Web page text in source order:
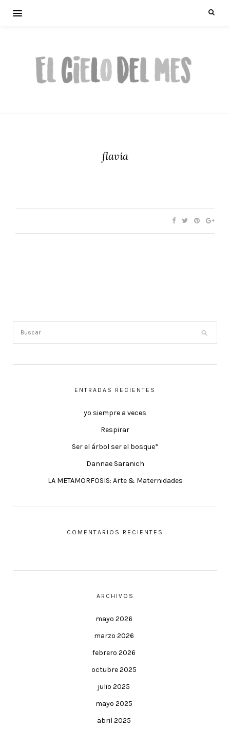
flavia
ENTRADAS RECIENTES
yo siempre a veces
Respirar
Ser el árbol ser el bosque*
Dannae Saranich
LA METAMORFOSIS: Arte & Maternidades
COMENTARIOS RECIENTES
ARCHIVOS
mayo 2026
marzo 2026
febrero 2026
octubre 2025
julio 2025
mayo 2025
abril 2025